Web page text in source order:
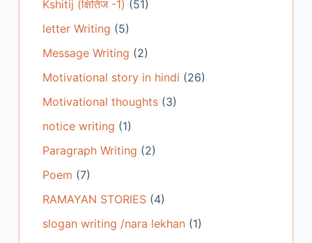
Kshitij (क्षितिज -1) (51)
letter Writing (5)
Message Writing (2)
Motivational story in hindi (26)
Motivational thoughts(3)
notice writing (1)
Paragraph Writing (2)
Poem (7)
RAMAYAN STORIES(4)
slogan writing /nara lekhan(1)